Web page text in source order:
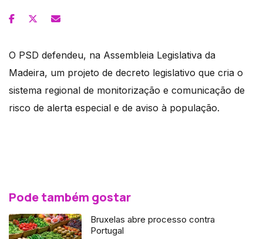
O PSD defendeu, na Assembleia Legislativa da
Madeira, um projeto de decreto legislativo que cria o
sistema regional de monitorização e comunicação de
risco de alerta especial e de aviso à população.
Pode também gostar
Bruxelas abre processo contra
Portugal